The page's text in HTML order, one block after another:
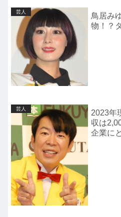
芸人
鳥居み
物！？
芸人
2023年
収は
企業に